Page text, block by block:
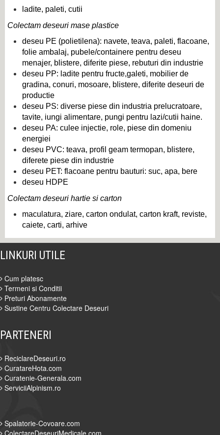
ladite, paleti, cutii
Colectam deseuri mase plastice
deseu PE (polietilena): navete, teava, paleti, flacoane,
folie ambalaj, pubele/containere pentru deseu
menajer, blistere, diferite piese, rebuturi din industrie
deseu PP: ladite pentru fructe,galeti, mobilier de
gradina, conuri, mosoare, blistere, diferite deseuri de
productie
deseu PS: diverse piese din industria prelucratoare,
tavite, iungi alimentare, pungi pentru lazi/cutii haine.
deseu PA: culee injectie, role, piese din domeniu
energiei
deseu PVC: teava, profil geam termopan, blistere,
diferete piese din industrie
deseu PET: flacoane pentru bauturi: suc, apa, bere
deseu HDPE
Colectam deseuri hartie si carton
maculatura, ziare, carton ondulat, carton kraft, reviste,
caiete, carti, arhive
LINKURI UTILE
Cum platesc
Termeni si Conditii
Preturi Abonamente
Sustine Centru Colectare Deseuri
PARTENERI
ReciclareDeseuri.ro
CuratareHota.com
Curatenie-Generala.com
ServiciiAlpinism.ro
Spalatorie-Covoare.com